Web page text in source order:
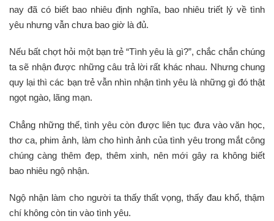
nay đã có biết bao nhiêu định nghĩa, bao nhiêu triết lý về tình
yêu nhưng vẫn chưa bao giờ là đủ.
Nếu bất chợt hỏi một bạn trẻ “Tình yêu là gì?”, chắc chắn chúng
ta sẽ nhận được những câu trả lời rất khác nhau. Nhưng chung
quy lại thì các bạn trẻ vẫn nhìn nhận tình yêu là những gì đó thật
ngọt ngào, lãng mạn.
Chẳng những thế, tình yêu còn được liên tục đưa vào văn học,
thơ ca, phim ảnh, làm cho hình ảnh của tình yêu trong mắt công
chúng càng thêm đẹp, thêm xinh, nên mới gây ra không biết
bao nhiêu ngộ nhận.
Ngộ nhận làm cho người ta thấy thất vọng, thấy đau khổ, thậm
chí không còn tin vào tình yêu.